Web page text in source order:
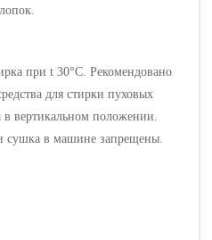
при t 30°C. Рекомендовано
для стирки пуховых
вертикальном положении.
сушка в машине запрещены.